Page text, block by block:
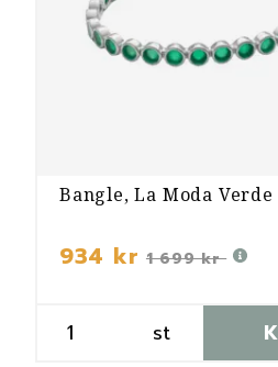
Bangle, La Moda
934 kr 1 699 kr
st